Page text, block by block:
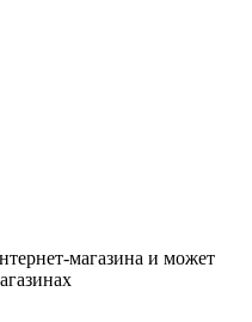
магазина и может